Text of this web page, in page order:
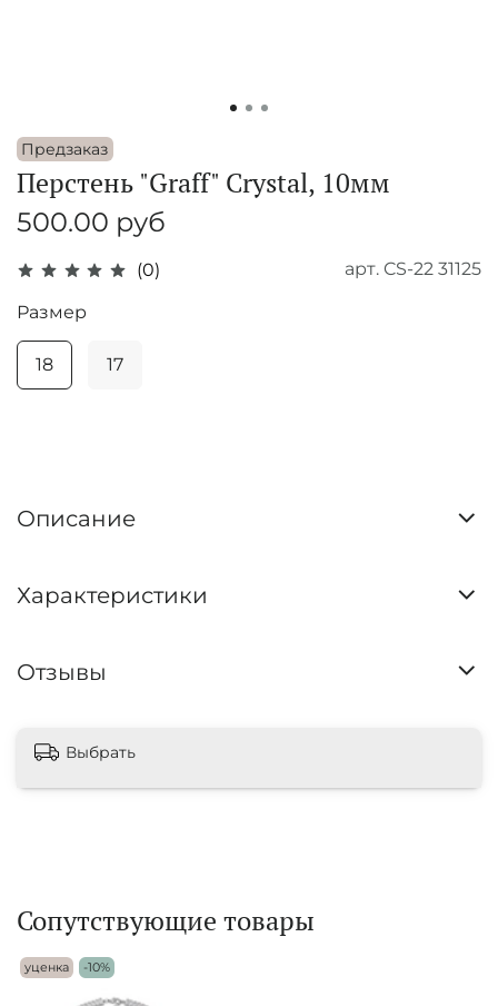
Предзаказ
(0) арт. CS-22 31125
Перстень "Graff" Crystal, 10мм
500.00 руб
Размер
18 17
Описание
Характеристики
Отзывы
Выбрать
Сопутствующие товары
уценка -10%